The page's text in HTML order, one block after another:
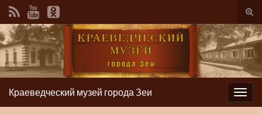
Вкл/
Вкл/
выкл
Краеведческий музей города Зеи